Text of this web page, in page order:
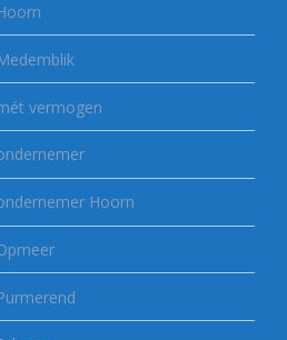
vermogen
Hoorn